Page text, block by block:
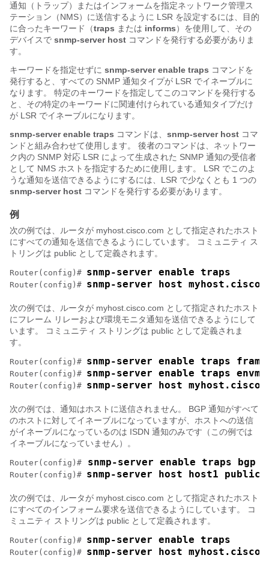
通知（トラップ）またはインフォームを指定ネットワーク管理ス
テーション（NMS）に送信するように LSR を設定するには、目的
に合ったキーワード（traps または informs）を使用して、その
デバイスで snmp-server host コマンドを発行する必要がありま
す。
キーワードを指定せずに snmp-server enable traps コマンドを
発行すると、すべての SNMP 通知タイプが LSR でイネーブルに
なります。 特定のキーワードを指定してこのコマンドを発行する
と、その特定のキーワードに関連付けられている通知タイプだけ
が LSR でイネーブルになります。
snmp-server enable traps コマンドは、 snmp-server host コマ
ンドと組み合わせて使用します。 後者のコマンドは、ネットワー
ク内の SNMP 対応 LSR によって生成された SNMP 通知の受信者
として NMS ホストを指定するために使用します。 LSR でこのよ
うな通知を送信できるようにするには、LSR で少なくとも 1 つの
snmp-server host コマンドを発行する必要があります。
例
次の例では、ルータが myhost.cisco.com として指定されたホスト
にすべての通知を送信できるようにしています。 コミュニティ ス
トリングは public として定義されます。
Router(config)# snmp-server enable traps
Router(config)# snmp-server host
次の例では、ルータが myhost.cisco.com として指定されたホスト
にフレーム リレーおよび環境モニタ通知を送信できるようにして
います。 コミュニティ ストリングは public として定義されま
す。
Router(config)# snmp-server enable traps
Router(config)# snmp-server enable traps
Router(config)# snmp-server host
次の例では、通知はホストに送信されません。 BGP 通知がすべて
のホストに対してイネーブルになっていますが、ホストへの送信
がイネーブルになっているのは ISDN 通知のみです（この例では
イネーブルになっていません）。
Router(config)# snmp-server enable traps bgp
Router(config)# snmp-server host host1 public
次の例では、ルータが myhost.cisco.com として指定されたホスト
にすべてのインフォーム要求を送信できるようにしています。 コ
ミュニティ ストリングは public として定義されます。
Router(config)# snmp-server enable traps
Router(config)# snmp-server host